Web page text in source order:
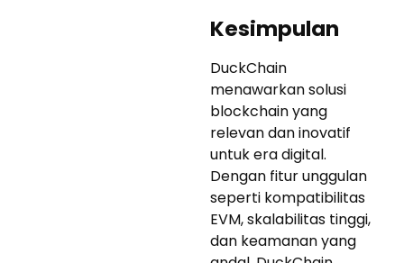
Kesimpulan
DuckChain
menawarkan solusi
blockchain yang
relevan dan inovatif
untuk era digital.
Dengan fitur unggulan
seperti kompatibilitas
EVM, skalabilitas tinggi,
dan keamanan yang